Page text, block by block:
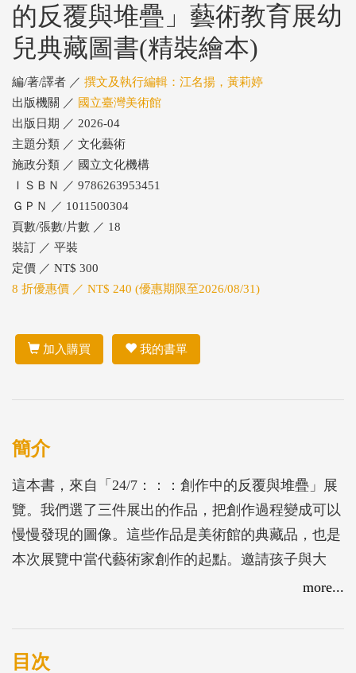
的反覆與堆疊」藝術教育展幼
兒典藏圖書(精裝繪本)
編/著/譯者 ／ 撰文及執行編輯：江名揚，黃莉婷
出版機關 ／ 國立臺灣美術館
出版日期 ／ 2026-04
主題分類 ／ 文化藝術
施政分類 ／ 國立文化機構
ＩＳＢＮ ／ 9786263953451
ＧＰＮ ／ 1011500304
頁數/張數/片數 ／ 18
裝訂 ／ 平裝
定價 ／ NT$ 300
8 折優惠價 ／ NT$ 240 (優惠期限至2026/08/31)
加入購買 我的書單
簡介
這本書，來自「24/7：：：創作中的反覆與堆疊」展
覽。我們選了三件展出的作品，把創作過程變成可以
慢慢發現的圖像。這些作品是美術館的典藏品，也是
本次展覽中當代藝術家創作的起點。邀請孩子與大
人，在翻頁中換個角度看作品，一起走進一檔展覽的
more...
目次